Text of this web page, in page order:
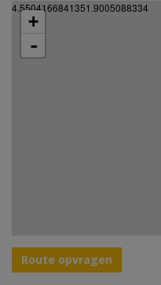
4.5504166841351.9005088334
+
-
Route opvragen